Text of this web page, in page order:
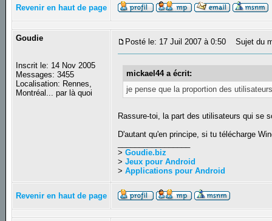
Revenir en haut de page
Goudie
Inscrit le: 14 Nov 2005
Messages: 3455
Localisation: Rennes,
Montréal... par là quoi
Posté le: 17 Juil 2007 à 0:50 Sujet du
mickael44 a écrit:
je pense que la proportion des
Rassure-toi, la part des utilisateurs qui se
D'autant qu'en principe, si tu télécharge
>Goudie.biz
>Jeux pour Android
>Applications pour Android
Revenir en haut de page